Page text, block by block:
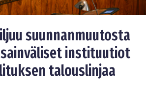
suunnanmuutosta
instituutiot
talouslinjaa